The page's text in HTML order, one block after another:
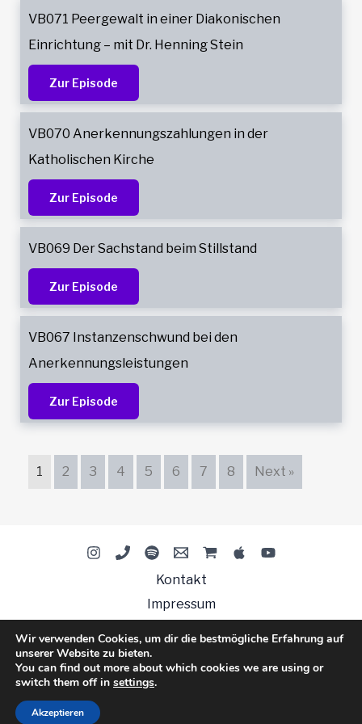
VB071 Peergewalt in einer Diakonischen
Einrichtung – mit Dr. Henning Stein
Zur Episode
VB070 Anerkennungszahlungen in der
Katholischen Kirche
Zur Episode
VB069 Der Sachstand beim Stillstand
Zur Episode
VB067 Instanzenschwund bei den
Anerkennungsleistungen
Zur Episode
1 2 3 4 5 6 7 8 Next »
Kontakt
Impressum
© 2026 Vertuschung beenden
Wir verwenden Cookies, um dir die bestmögliche Erfahrung auf
unserer Website zu bieten.
You can find out more about which cookies we are using or
switch them off in settings.
Akzeptieren